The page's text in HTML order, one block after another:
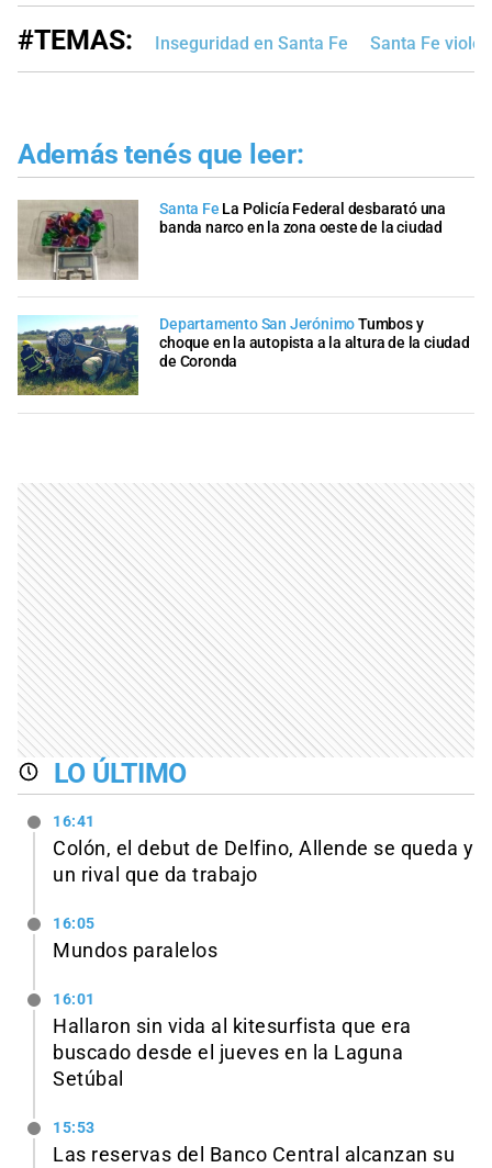
#TEMAS: Inseguridad en Santa Fe Santa Fe
Además tenés que leer:
Santa Fe La Policía Federal desbarató una
banda narco en la zona oeste de la ciudad
Departamento San JerónimoTumbos y
choque en la autopista a la altura de la ciudad
de Coronda
LO ÚLTIMO
16:41
Colón, el debut de Delfino, Allende se queda y
un rival que da trabajo
16:05
Mundos paralelos
16:01
Hallaron sin vida al kitesurfista que era
buscado desde el jueves en la Laguna
Setúbal
15:53
Las reservas del Banco Central alcanzan su